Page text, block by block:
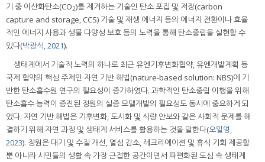
기 중 이산화탄소(CO2)를 제거하는 기술인 탄소 포집 및 저장(carbon
capture and storage, CCS) 기술 및 재생 에너지 등의 에너지 전환이나 효율
적인 에너지 사용과 생물 다양성 보호 등의 노력을 통해 탄소중립을 실현할 수
있다(박광석, 2021).
생태계에서 기술적 노력의 하나로 최근 유엔기후변화협약, 유엔개발계획 등
국제 협약의 핵심 주제인 자연 기반 해법(nature-based solution: NBS)에 기
반한 탄소흡수원 연구의 필요성이 증가하였다. 과학적인 탄소중립 이행을 위해
탄소흡수 능력이 증진된 정원의 실증 모델개발의 필요성도 동시에 중요하게 되
었다. 자연 기반 해법은 기후변화, 도시화 및 식량 안보와 같은 사회적 문제를 해
결하기 위해 자연 과정 및 생태계 서비스를 활용하는 것을 말한다(오일영,
2023). 정원은 대기 및 수질 개선, 열섬 감소, 레크리에이션 및 휴식 기회 제공할
뿐 아니라 시민들의 생활 속 가장 근접한 공간이면서 파편화된 도심 속 생태계